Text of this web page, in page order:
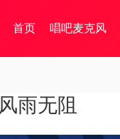
首页 唱吧麦克风
风雨无阻